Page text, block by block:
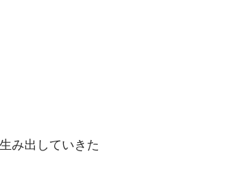
み出していきた